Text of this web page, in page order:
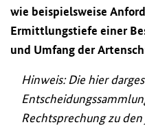
wie beispielsweise
Ermittlungstiefe einer
und Umfang der
Hinweis: Die hier
Rechtsprechung zu